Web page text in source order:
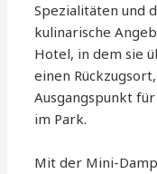
Spezialitäten und
kulinarische
Hotel, in dem sie
einen
Ausgangspunkt
im Park.
Mit der Mini-